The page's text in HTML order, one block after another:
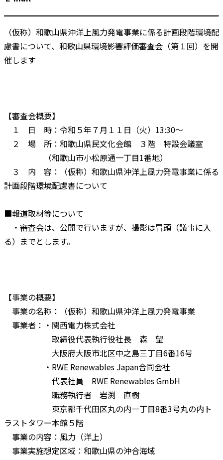
（仮称）和歌山県沖洋上風力発電事業に係る計画段階環境配
慮書について、和歌山県環境影響評価審査会（第１回）を開
催します
【審査会概要】
１ 日 時：令和５年７月１１日（火）13:30～
２ 場 所：和歌山県民文化会館 ３階 特設会議室
（和歌山市小松原通一丁目1番地）
３ 内 容：（仮称）和歌山県沖洋上風力発電事業に係る
計画段階環境配慮書について
■報道取材等について
・審査会は、公開で行いますが、撮影は冒頭（議事に入
る）までとします。
【事業の概要】
事業の名称：（仮称）和歌山県沖洋上風力発電事業
事業者：・関西電力株式会社
取締役代表執行役社長 森 望
大阪府大阪市北区中之島三丁目6番16号
・RWE Renewables Japan合同会社
代表社員 RWE Renewables GmbH
職務執行者 岩渕 直樹
東京都千代田区丸の内一丁目8番3号丸の内ト
ラストタワー本館５階
事業の内容：風力（洋上）
事業実施想定区域：和歌山県の沖合海域